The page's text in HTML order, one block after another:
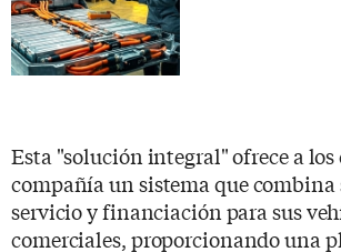
Esta "solución integral" ofrece a los
compañía un sistema que combina
servicio y financiación para sus
comerciales, proporcionando una